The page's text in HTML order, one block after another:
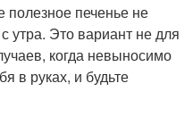
полезное печенье не
утра. Это вариант не для
когда невыносимо
в руках, и будьте